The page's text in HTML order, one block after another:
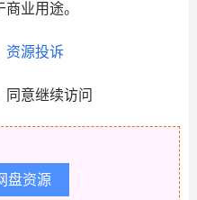
业用途。
资源投诉
同意继续访问
盘资源